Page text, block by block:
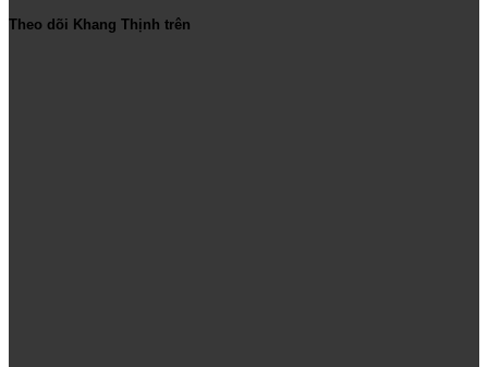
Theo dõi Khang Thịnh trên